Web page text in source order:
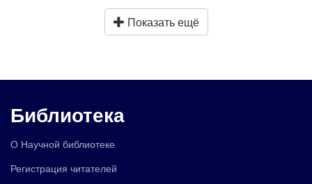
Показать ещё
Библиотека
О Научной библиотеке
Регистрация читателей